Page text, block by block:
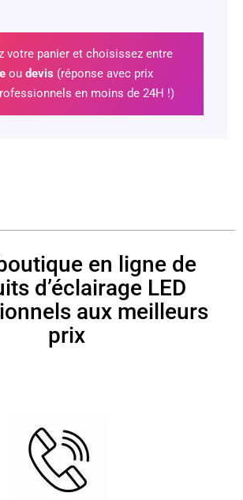
votre panier et choisissez entre
ou devis (réponse avec prix
en moins de 24H !)
en ligne de
d’éclairage LED
aux meilleurs
prix